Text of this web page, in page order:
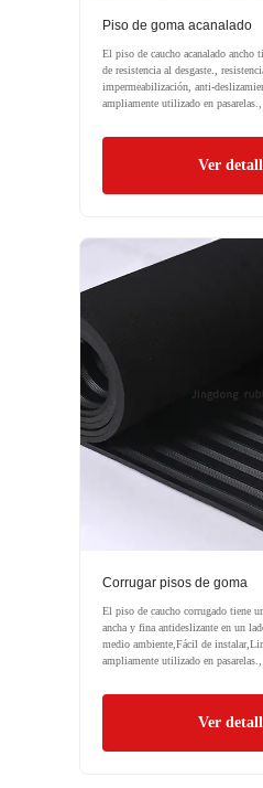
Piso de goma acanalado
El piso de caucho acanalado ancho
de resistencia al desgaste.,
impermeabilización, anti-
ampliamente utilizado en pasarelas.,
Ver
Corrugar pisos de goma
El piso de caucho corrugado tiene
ancha y fina antideslizante en un
medio ambiente,Fácil de
ampliamente utilizado en pasarelas.,
Ver